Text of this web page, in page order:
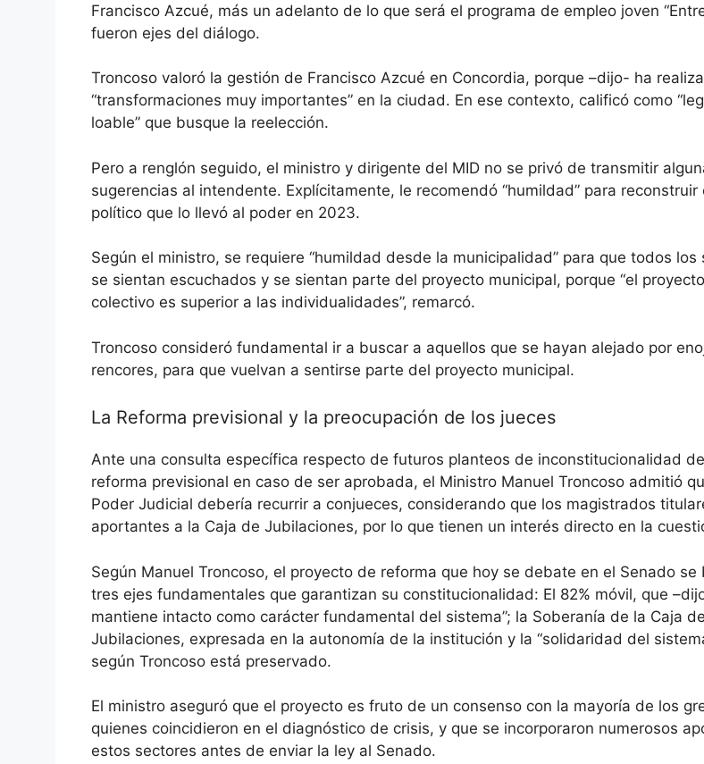
Francisco Azcué, más un adelanto de lo que será el programa de empleo joven
fueron ejes del diálogo.
Troncoso valoró la gestión de Francisco Azcué en Concordia, porque –dijo- ha
“transformaciones muy importantes” en la ciudad. En ese contexto, calificó como
loable” que busque la reelección.
Pero a renglón seguido, el ministro y dirigente del MID no se privó de transmitir
sugerencias al intendente. Explícitamente, le recomendó “humildad” para reconstruir
político que lo llevó al poder en 2023.
Según el ministro, se requiere “humildad desde la municipalidad” para que todos los
se sientan escuchados y se sientan parte del proyecto municipal, porque “el proyecto
colectivo es superior a las individualidades”, remarcó.
Troncoso consideró fundamental ir a buscar a aquellos que se hayan alejado por
rencores, para que vuelvan a sentirse parte del proyecto municipal.
La Reforma previsional y la preocupación de los jueces
Ante una consulta específica respecto de futuros planteos de inconstitucionalidad
reforma previsional en caso de ser aprobada, el Ministro Manuel Troncoso admitió
Poder Judicial debería recurrir a conjueces, considerando que los magistrados
aportantes a la Caja de Jubilaciones, por lo que tienen un interés directo en la
Según Manuel Troncoso, el proyecto de reforma que hoy se debate en el Senado se
tres ejes fundamentales que garantizan su constitucionalidad: El 82% móvil, que
mantiene intacto como carácter fundamental del sistema”; la Soberanía de la Caja de
Jubilaciones, expresada en la autonomía de la institución y la “solidaridad del
según Troncoso está preservado.
El ministro aseguró que el proyecto es fruto de un consenso con la mayoría de los
quienes coincidieron en el diagnóstico de crisis, y que se incorporaron numerosos
estos sectores antes de enviar la ley al Senado.